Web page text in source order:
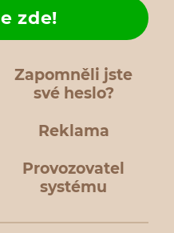
Zapomněli jste
své heslo?
zde!
Reklama
Provozovatel
systému